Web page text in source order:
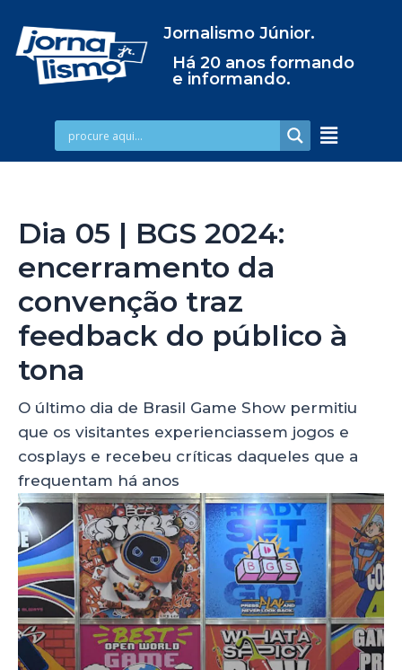
Jornalismo Júnior.
Há 20 anos formando
e informando.
Dia 05 | BGS 2024:
encerramento da
convenção traz
feedback do público à
tona
O último dia de Brasil Game Show permitiu
que os visitantes experienciassem jogos e
cosplays e recebeu críticas daqueles que a
frequentam há anos